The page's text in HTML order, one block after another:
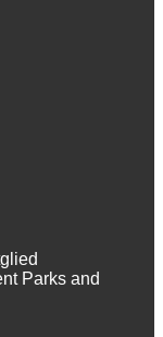
Parks and